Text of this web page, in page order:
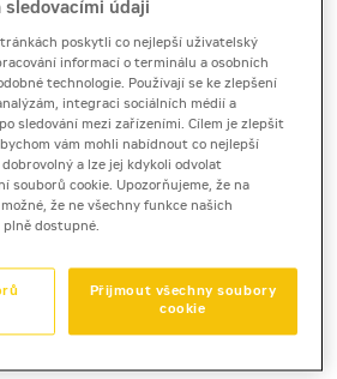
minidamper
AUSA D350AHG
sledovacími údaji
poskytli co nejlepší uživatelský
informací o terminálu a osobních
technologie. Používají se ke zlepšení
integraci sociálních médií a
sledování mezi zařízeními. Cílem je zlepšit
vám mohli nabídnout co nejlepší
a lze jej kdykoli odvolat
souborů cookie. Upozorňujeme, že na
že ne všechny funkce našich
dostupné.
Přijmout všechny soubory
cookie